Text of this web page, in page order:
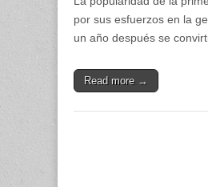
por sus esfuerzos en la
un año después se
Read more →